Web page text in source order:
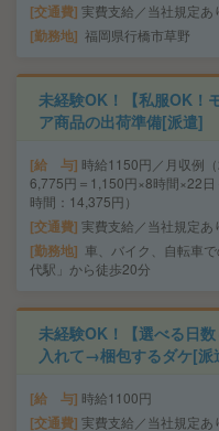
交通費 実費支給／当社規定あ
勤務地 福岡県行橋市草野
未経験OK！【私服OK！
ア商品の出荷準備[派遣]
給 与 時給1150円／月収例
6,775円＝1,150円×8時間×22
時間：14,375円）
交通費 実費支給／当社規定あ
勤務地 車、バイク、自転車
代駅」から徒歩20分
未経験OK！【選べる日
入れて→梱包するダケ[派
給 与 時給1100円
交通費 実費支給／当社規定あ